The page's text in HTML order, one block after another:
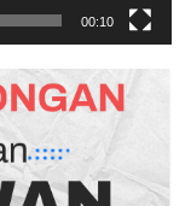
00:10